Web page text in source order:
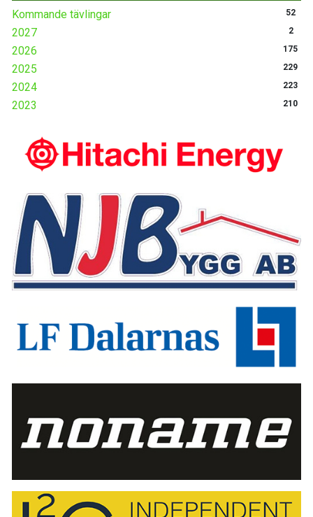
Kommande tävlingar 52
2027 2
2026 175
2025 229
2024 223
2023 210